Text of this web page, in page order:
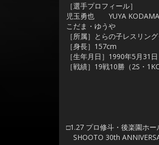
［選手プロフィール］
児玉勇也 YUYA KODAMA
こだま・ゆうや
［所属］とらの子レスリン
［身長］157cm
［生年月日］1990年5月31日
［戦績］19戦10勝（2S・
□1.27 プロ修斗・後楽園ホー
SHOOTO 30th